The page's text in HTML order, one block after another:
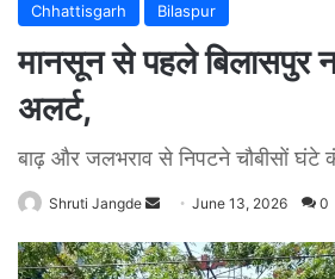
Chhattisgarh Bilaspur
मानसून से पहले बिलासपुर
अलर्ट,
बाढ़ और जलभराव से निपटने चौबीसों
Shruti Jangde
n
June 13, 2026 0